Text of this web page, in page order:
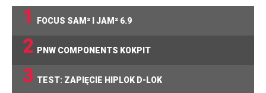
1
FOCUS SAM² I JAM² 6.9
2 PNW COMPONENTS KOKPIT
3 TEST: ZAPIĘCIE HIPLOK D-LOK